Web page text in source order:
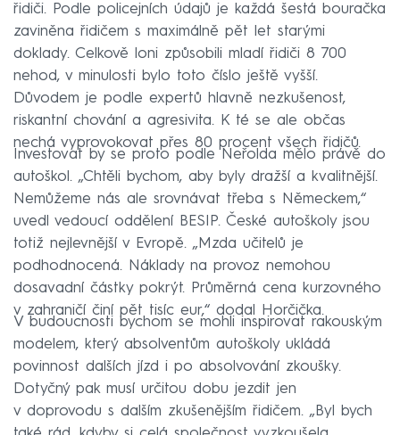
řidiči. Podle policejních údajů je každá šestá bouračka
zaviněna řidičem s maximálně pět let starými
doklady. Celkově loni způsobili mladí řidiči 8 700
nehod, v minulosti bylo toto číslo ještě vyšší.
Důvodem je podle expertů hlavně nezkušenost,
riskantní chování a agresivita. K té se ale občas
nechá vyprovokovat přes 80 procent všech řidičů.
Investovat by se proto podle Neřolda mělo právě do
autoškol. „Chtěli bychom, aby byly dražší a kvalitnější.
Nemůžeme nás ale srovnávat třeba s Německem,“
uvedl vedoucí oddělení BESIP. České autoškoly jsou
totiž nejlevnější v Evropě. „Mzda učitelů je
podhodnocená. Náklady na provoz nemohou
dosavadní částky pokrýt. Průměrná cena kurzovného
v zahraničí činí pět tisíc eur,“ dodal Horčička.
V budoucnosti bychom se mohli inspirovat rakouským
modelem, který absolventům autoškoly ukládá
povinnost dalších jízd i po absolvování zkoušky.
Dotyčný pak musí určitou dobu jezdit jen
v doprovodu s dalším zkušenějším řidičem. „Byl bych